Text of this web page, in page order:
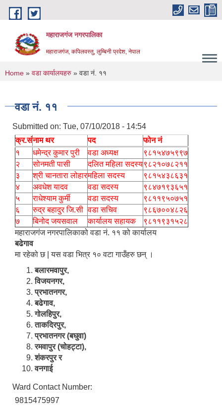
Skip to main content
महाराजगंज नगरपालिका
महाराजगंज, कपिलवस्तु, लुम्बिनी प्रदेश, नेपाल
You are here
Home » वडा कार्यालयहरु » वडा नं. ११
वडा नं. ११
Submitted on: Tue, 07/10/2018 - 14:54
क्र.संनाम थर पद
फोन नं
१
धमेन्द्र कुमार पुरी वडा अध्यक्ष
९८१५४७५९९७
२
सोनमती पासी दलित महिला सदस्य९८२१०७८२११
३
श्री चानतारा लोहारमहिला सदस्य
९८१५४३८६३१
४
अवधेश यादव वडा सदस्य
९८४७१९३६५१
५
राधेश्याम कुर्मी वडा सदस्य
९८११९५०७५१
६
रुद्र बहादुर जि.सी वडा सचिव
९८६७००४८२६
७
बिनोद जयसवाल कार्यालय सहायक
९८११९३१५२८
महाराजगंज नगरपालिकाको वडा नं. ११ को कार्यालय
बढेगाव
मा रहेको छ | यस वडा भित्र १० वटा गाउँहरु छन् ।
बलारमवापुर,
विजयनगर,
प्रभातनगर,
बढेगाव,
गोलहिपुर,
ताकदिरपुर,
प्रभातनगर (बघुवा)
रमवापुर (चोहट्टा),
शंकरपुर र
वनगाई
Ward Contact Number:
9815475997